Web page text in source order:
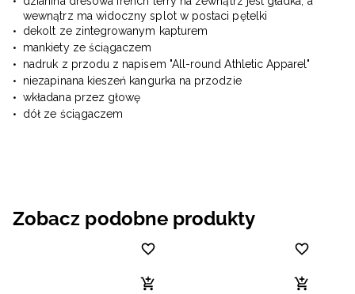
wewnątrz ma widoczny splot w postaci pętelki
dekolt ze zintegrowanym kapturem
mankiety ze ściągaczem
nadruk z przodu z napisem "All-round Athletic Apparel"
niezapinana kieszeń kangurka na przodzie
wkładana przez głowę
dół ze ściągaczem
Zobacz podobne produkty